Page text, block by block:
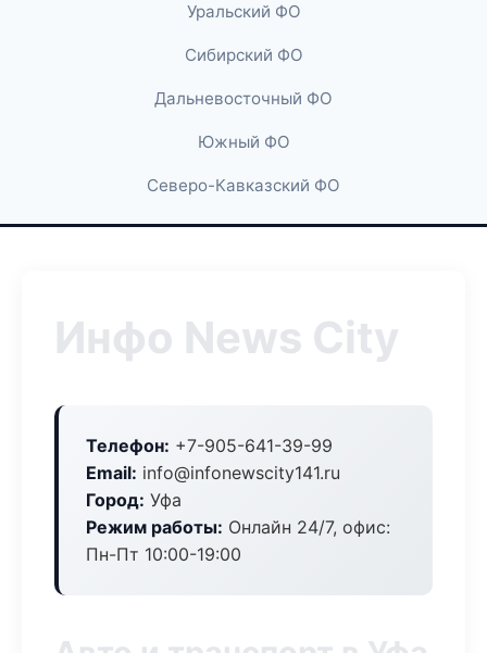
Уральский ФО
Сибирский ФО
Дальневосточный ФО
Южный ФО
Северо-Кавказский ФО
Инфо News City
Телефон: +7-905-641-39-99
Email: info@infonewscity141.ru
Город: Уфа
Режим работы: Онлайн 24/7, офис:
Пн-Пт 10:00-19:00